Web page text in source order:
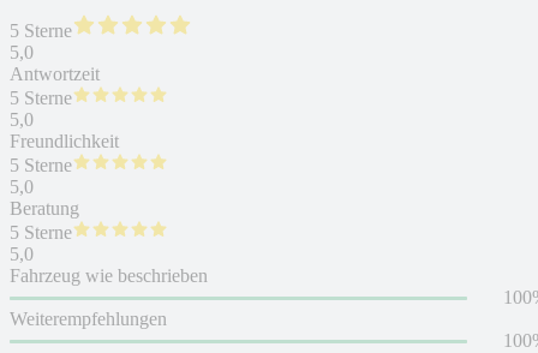
5 Sterne
5,0
Antwortzeit
5 Sterne
5,0
Freundlichkeit
5 Sterne
5,0
Beratung
5 Sterne
5,0
Fahrzeug wie beschrieben
Weiterempfehlungen